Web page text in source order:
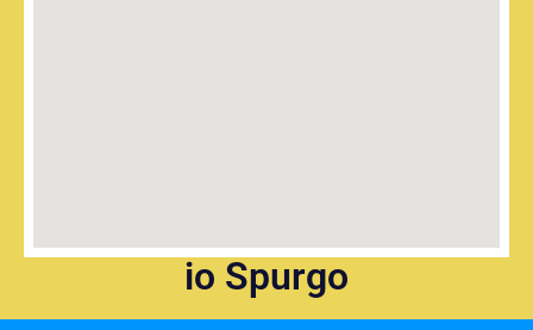
io Spurgo